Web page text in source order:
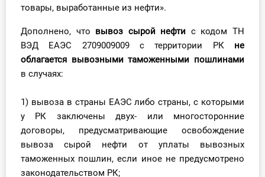
Учет по отраслям
Юридический помощник
Интернет-магазин
О Системе
Обучение
Тарифы
товары, выработанные из нефти».
Дополнено, что вывоз сырой нефти с кодом ТН
ВЭД ЕАЭС 2709009009 с территории РК не
облагается вывозными таможенными пошлинами
в случаях:
1) вывоза в страны ЕАЭС либо страны, с которыми
у РК заключены двух- или многосторонние
договоры, предусматривающие освобождение
вывоза сырой нефти от уплаты вывозных
таможенных пошлин, если иное не предусмотрено
законодательством РК;